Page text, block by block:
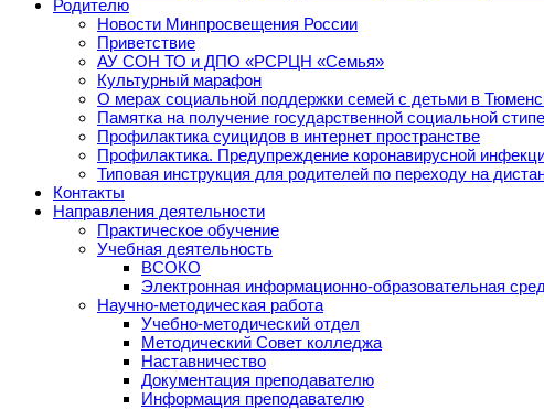
Родителю
Новости Минпросвещения России
Приветствие
АУ СОН ТО и ДПО «РСРЦН «Семья»
Культурный марафон
О мерах социальной поддержки семей с детьми в
Памятка на получение государственной социальной
Профилактика суицидов в интернет пространстве
Профилактика. Предупреждение коронавирусной
Типовая инструкция для родителей по переходу на
Контакты
Направления деятельности
Практическое обучение
Учебная деятельность
ВСОКО
Электронная информационно-образовательная
Научно-методическая работа
Учебно-методический отдел
Методический Совет колледжа
Наставничество
Документация преподавателю
Информация преподавателю